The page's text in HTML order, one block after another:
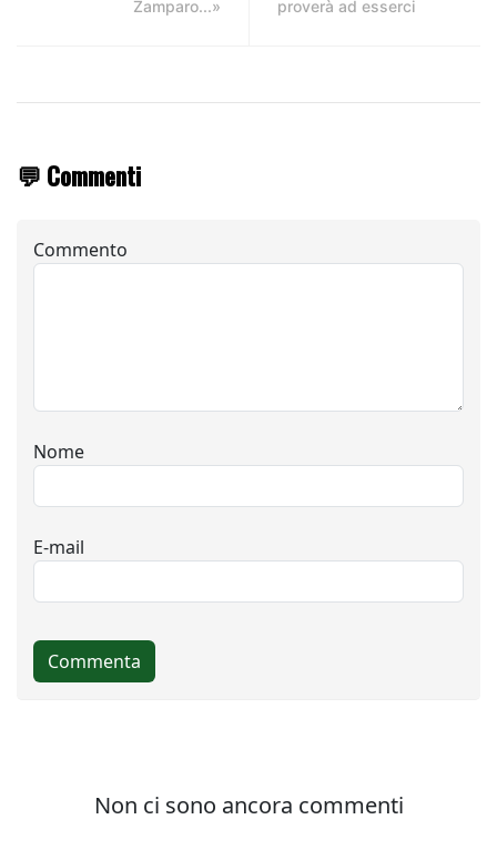
Zamparo...» proverà ad esserci
💬 Commenti